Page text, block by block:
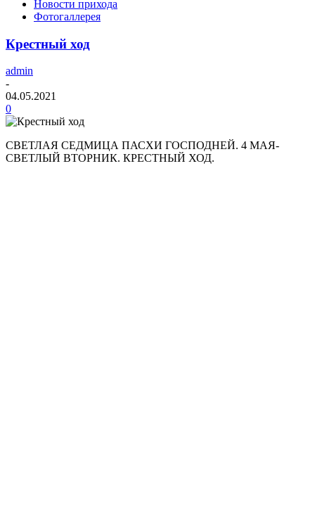
Новости прихода
Фотогаллерея
Крестный ход
admin
-
04.05.2021
0
СВЕТЛАЯ СЕДМИЦА ПАСХИ ГОСПОДНЕЙ. 4 МАЯ-
СВЕТЛЫЙ ВТОРНИК. КРЕСТНЫЙ ХОД.